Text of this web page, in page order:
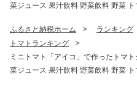
菜ジュース 果汁飲料 野菜飲料 野菜
ふるさと納税ホーム ランキング
トマトランキング
ミニトマト「アイコ」で作ったトマ
菜ジュース 果汁飲料 野菜飲料 野菜